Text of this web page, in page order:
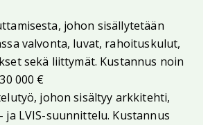
johon sisällytetään
valvonta, luvat, rahoituskulut,
sekä liittymät. Kustannus noin
000 €
johon sisältyy arkkitehti,
ja LVIS-suunnittelu. Kustannus